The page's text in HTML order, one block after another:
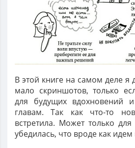
В этой книге на самом деле я
мало скриншотов, только
для будущих вдохновений
главам. Так как что-то
встретила. Может только
убедилась, что вроде как